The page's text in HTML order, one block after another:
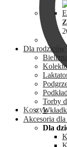
Koszyk
Dla rodziców
Torby
Akcesoria dla
Dla